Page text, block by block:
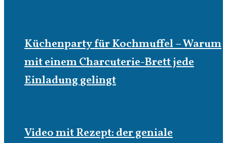
Küchenparty für Kochmuffel – Warum
mit einem Charcuterie-Brett jede
Einladung gelingt
Video mit Rezept: der geniale